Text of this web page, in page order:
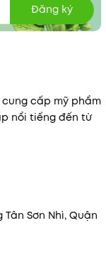
Đăng ký
cung cấp mỹ phẩm
nổi tiếng đến từ
Tân Sơn Nhì, Quận